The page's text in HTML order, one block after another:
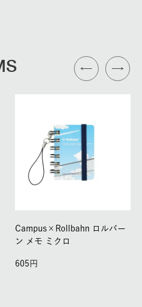
Campus×Rollbahn ロルバー
ン メモ ミクロ
605